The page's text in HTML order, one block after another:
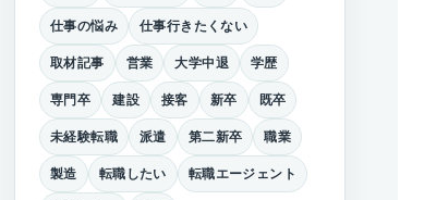
仕事の悩み
仕事行きたくない
取材記事
営業 大学中退
学歴
専門卒
建設 接客 新卒
既卒
未経験転職
派遣 第二新卒
職業
製造
転職したい
転職エージェント